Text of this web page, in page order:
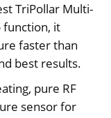
TriPollar Multi-
function, it
faster than
best results.
pure RF
sensor for